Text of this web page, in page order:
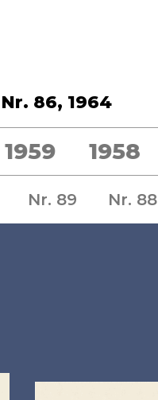
Nr. 86, 1964
1959 1958
Nr. 89 Nr. 88